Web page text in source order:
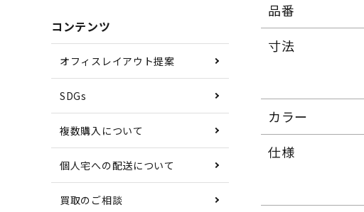
コンテンツ
オフィスレイアウト提案
SDGs
複数購入について
個人宅への配送について
買取のご相談
品番
寸法
カラー
仕様